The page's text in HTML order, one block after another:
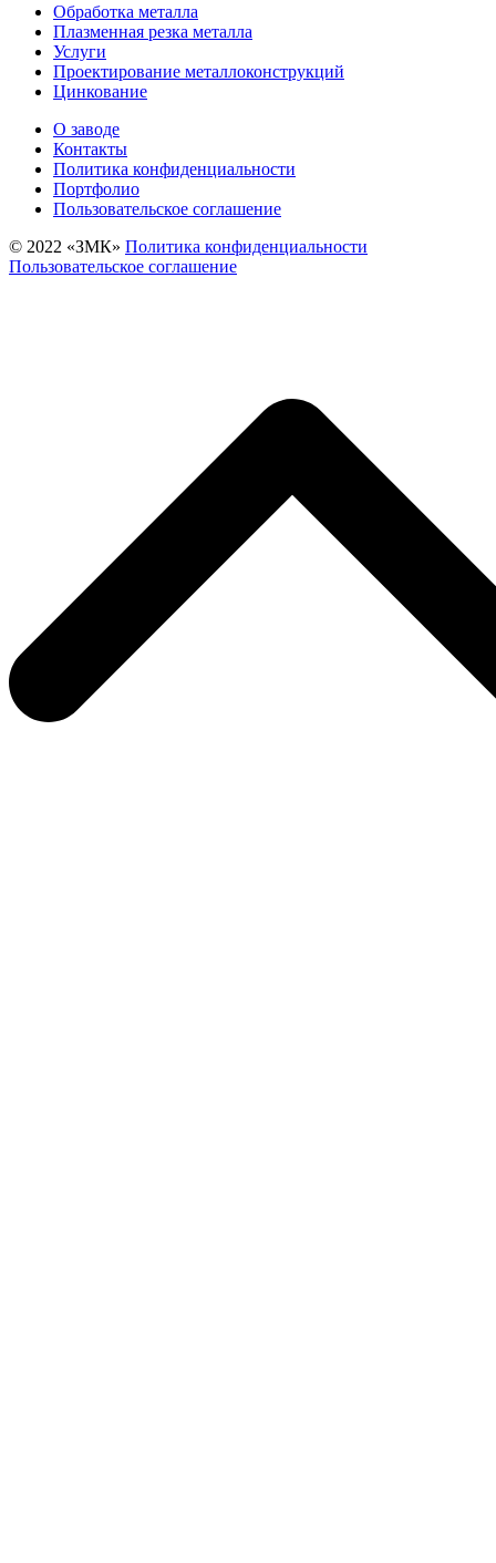
Обработка металла
Плазменная резка металла
Услуги
Проектирование металлоконструкций
Цинкование
О заводе
Контакты
Политика конфиденциальности
Портфолио
Пользовательское соглашение
© 2022 «‎ЗМК»‎ Политика конфиденциальности
Пользовательское соглашение